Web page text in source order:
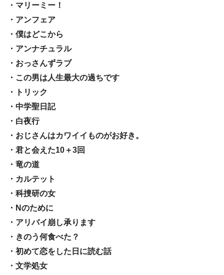
・マリーミー！
・アンフェア
・僕はどこから
・アンナチュラル
・おっさんずラブ
・この男は人生最大の過ちです
・トリック
・中学聖日記
・白夜行
・おじさんはカワイイものがお好き。
・君と会えた10＋3回
・竜の道
・カルテット
・科捜研の女
・Nのために
・アリバイ崩し承ります
・きのう何食べた？
・初めて恋をした日に読む話
・文学処女